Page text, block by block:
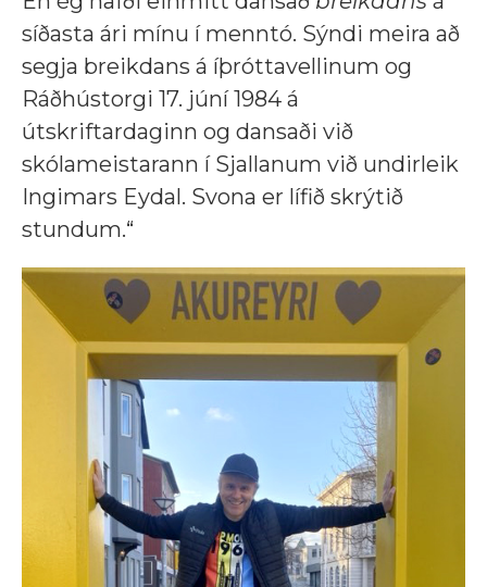
síðasta ári mínu í menntó. Sýndi meira að
segja breikdans á íþróttavellinum og
Ráðhústorgi 17. júní 1984 á
útskriftardaginn og dansaði við
skólameistarann í Sjallanum við undirleik
Ingimars Eydal. Svona er lífið skrýtið
stundum.“